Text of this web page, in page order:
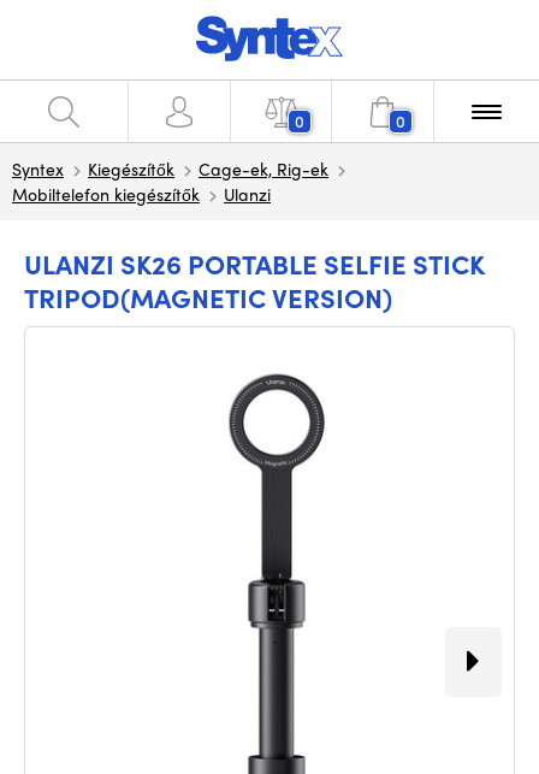
0 0
Syntex Kiegészítők
Cage-ek, Rig-ek
Mobiltelefon kiegészítők
Ulanzi
ULANZI SK26 PORTABLE SELFIE STICK
TRIPOD(MAGNETIC VERSION)